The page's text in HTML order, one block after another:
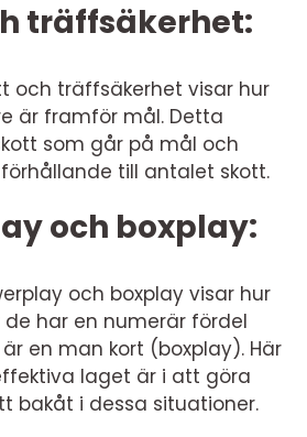
träffsäkerhet:
och träffsäkerhet visar hur
är framför mål. Detta
som går på mål och
till antalet skott.
och boxplay:
och boxplay visar hur
har en numerär fördel
en man kort (boxplay). Här
laget är i att göra
bakåt i dessa situationer.